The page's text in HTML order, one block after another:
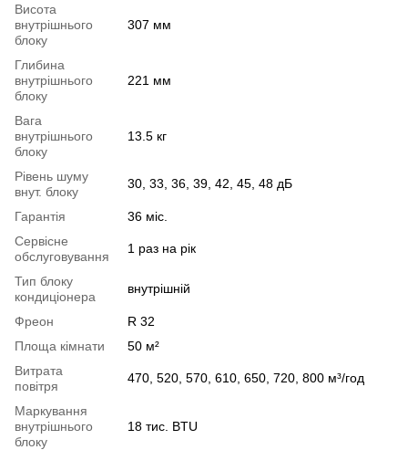
Висота
внутрішнього
блоку
307 мм
Глибина
внутрішнього
блоку
221 мм
Вага
внутрішнього
блоку
13.5 кг
Рівень шуму
внут. блоку
30, 33, 36, 39, 42, 45, 48 дБ
Гарантія
36 міс.
Сервісне
обслуговування
1 раз на рік
Тип блоку
кондиціонера
внутрішній
Фреон
R 32
Площа кімнати
50 м²
Витрата
повітря
470, 520, 570, 610, 650, 720, 800 м³/год
Маркування
внутрішнього
блоку
18 тис. BTU